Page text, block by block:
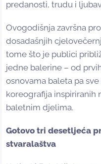
predanosti, trudu i
Ovogodišnja završna
dosadašnjih
tome što je publici
jedne balerine – od
osnovama baleta pa
koreografija inspiriranih
baletnim djelima.
Gotovo tri desetljeća
stvaralaštva